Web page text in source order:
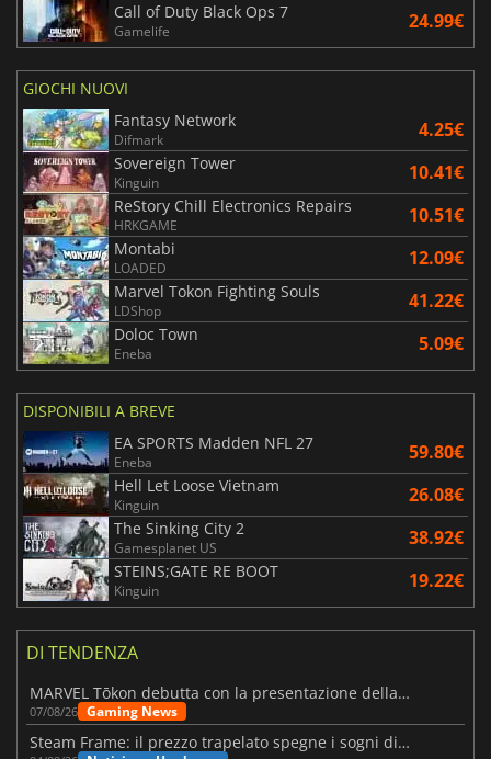
Call of Duty Black Ops 7
Gamelife 24.99€
GIOCHI NUOVI
Fantasy Network
Difmark 4.25€
Sovereign Tower
Kinguin 10.41€
ReStory Chill Electronics Repairs
HRKGAME 10.51€
Montabi
LOADED 12.09€
Marvel Tokon Fighting Souls
LDShop 41.22€
Doloc Town
Eneba 5.09€
DISPONIBILI A BREVE
EA SPORTS Madden NFL 27
Eneba 59.80€
Hell Let Loose Vietnam
Kinguin 26.08€
The Sinking City 2
Gamesplanet US 38.92€
STEINS;GATE RE BOOT
Kinguin 19.22€
DI TENDENZA
MARVEL Tōkon debutta con la presentazione della roadmap per il primo anno
07/08/26 Gaming News
Steam Frame: il prezzo trapelato spegne i sogni di un VR economico